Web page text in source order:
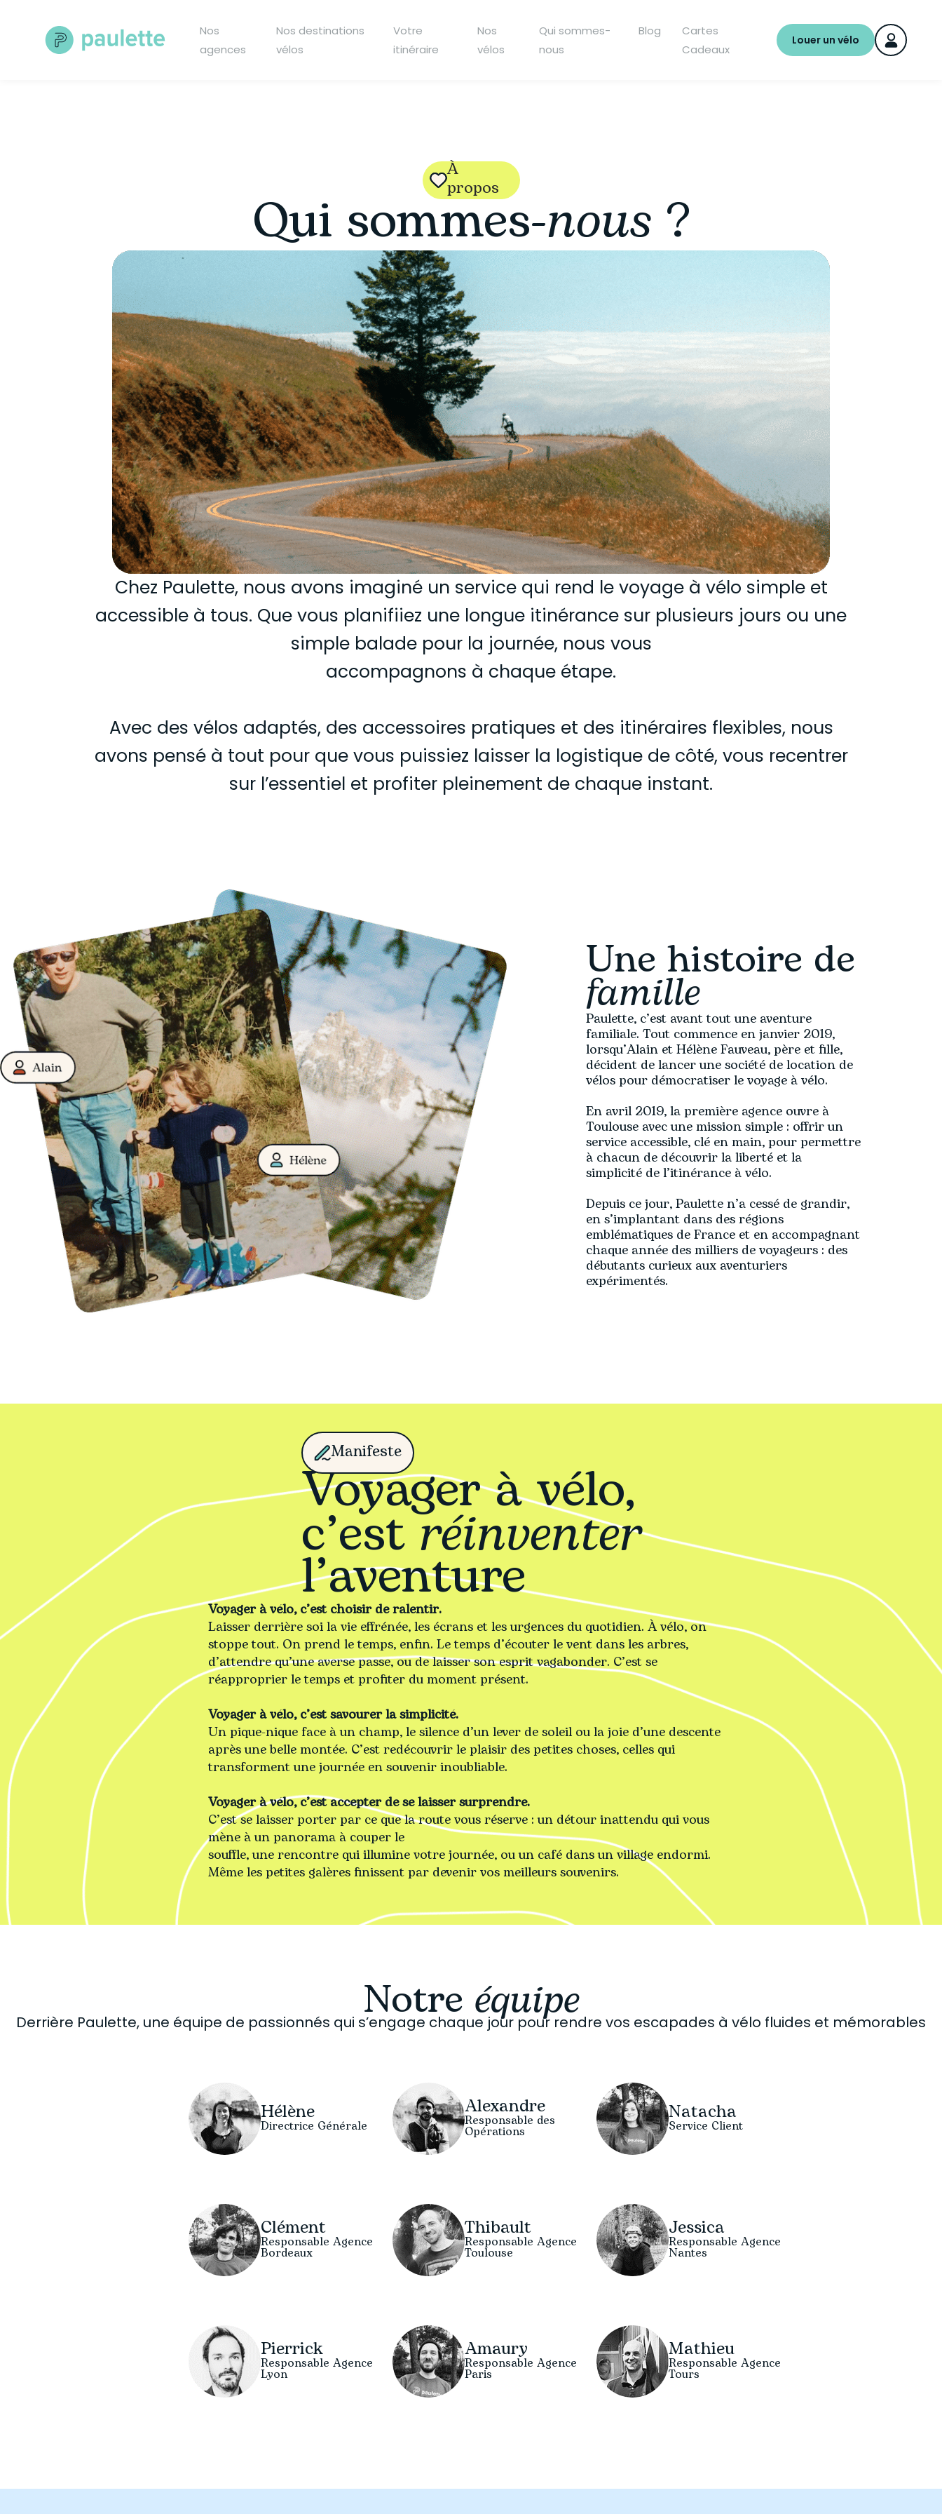
content
Nos
agences
Nos destinations
vélos
Votre
itinéraire
Nos
vélos
Qui sommes-
nous
Blog
Cartes
Cadeaux
Louer un vélo
À
propos
Qui sommes-nous ?
Chez Paulette, nous avons imaginé un service qui rend le voyage à vélo simple et
accessible à tous. Que vous planifiiez une longue itinérance sur plusieurs jours ou une
simple balade pour la journée, nous vous
accompagnons à chaque étape.
Avec des vélos adaptés, des accessoires pratiques et des itinéraires flexibles, nous
avons pensé à tout pour que vous puissiez laisser la logistique de côté, vous recentrer
sur l’essentiel et profiter pleinement de chaque instant.
Une histoire de
famille
Paulette, c’est avant tout une aventure
familiale. Tout commence en janvier 2019,
lorsqu’Alain et Hélène Fauveau, père et fille,
décident de lancer une société de location de
vélos pour démocratiser le voyage à vélo.
En avril 2019, la première agence ouvre à
Toulouse avec une mission simple : offrir un
service accessible, clé en main, pour permettre
à chacun de découvrir la liberté et la
simplicité de l’itinérance à vélo.
Depuis ce jour, Paulette n’a cessé de grandir,
en s’implantant dans des régions
emblématiques de France et en accompagnant
chaque année des milliers de voyageurs : des
débutants curieux aux aventuriers
expérimentés.
Manifeste
Voyager à vélo,
c’est réinventer
l’aventure
Voyager à vélo, c’est choisir de ralentir.
Laisser derrière soi la vie effrénée, les écrans et les urgences du quotidien. À vélo, on
stoppe tout. On prend le temps, enfin. Le temps d’écouter le vent dans les arbres,
d’attendre qu’une averse passe, ou de laisser son esprit vagabonder. C’est se
réapproprier le temps et profiter du moment présent.
Voyager à vélo, c’est savourer la simplicité.
Un pique-nique face à un champ, le silence d’un lever de soleil ou la joie d’une descente
après une belle montée. C’est redécouvrir le plaisir des petites choses, celles qui
transforment une journée en souvenir inoubliable.
Voyager à vélo, c’est accepter de se laisser surprendre.
C’est se laisser porter par ce que la route vous réserve : un détour inattendu qui vous
mène à un panorama à couper le
souffle, une rencontre qui illumine votre journée, ou un café dans un village endormi.
Même les petites galères finissent par devenir vos meilleurs souvenirs.
Notre équipe
Derrière Paulette, une équipe de passionnés qui s’engage chaque jour pour rendre vos escapades à vélo fluides et mémorables
Hélène
Directrice Générale
Alexandre
Responsable des
Opérations
Natacha
Service Client
Clément
Responsable Agence
Bordeaux
Thibault
Responsable Agence
Toulouse
Jessica
Responsable Agence
Nantes
Pierrick
Responsable Agence
Lyon
Amaury
Responsable Agence
Paris
Mathieu
Responsable Agence
Tours